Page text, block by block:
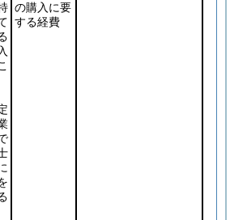
の購入に要
する経費